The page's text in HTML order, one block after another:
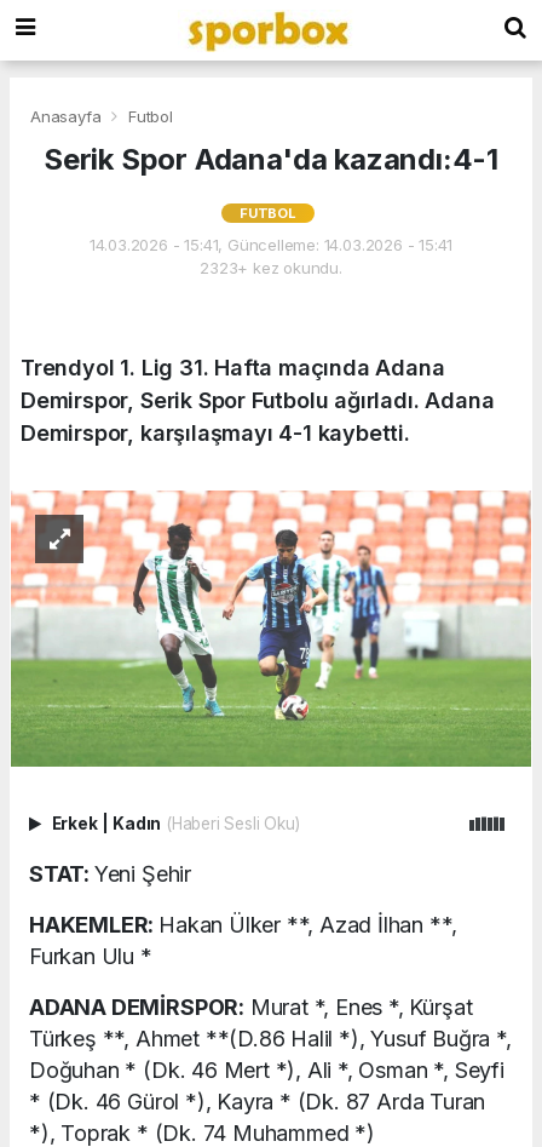
Anasayfa Futbol
Serik Spor Adana'da kazandı:4-1
FUTBOL
14.03.2026 - 15:41, Güncelleme: 14.03.2026 - 15:41
2323+ kez okundu.
Trendyol 1. Lig 31. Hafta maçında Adana
Demirspor, Serik Spor Futbolu ağırladı. Adana
Demirspor, karşılaşmayı 4-1 kaybetti.
Erkek Kadın (Haberi Sesli Oku)
STAT: Yeni Şehir
HAKEMLER: Hakan Ülker **, Azad İlhan **,
Furkan Ulu *
ADANA DEMİRSPOR: Murat *, Enes *, Kürşat
Türkeş **, Ahmet **(D.86 Halil *), Yusuf Buğra *,
Doğuhan * (Dk. 46 Mert *), Ali *, Osman *, Seyfi
* (Dk. 46 Gürol *), Kayra * (Dk. 87 Arda Turan
*), Toprak * (Dk. 74 Muhammed *)